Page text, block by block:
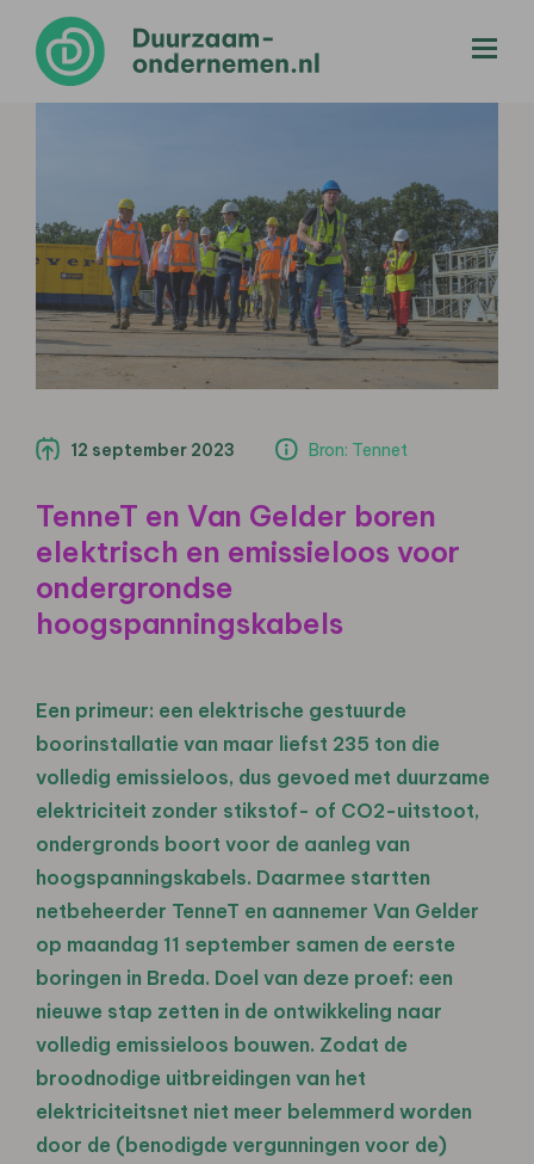
12 september 2023 Bron: Tennet
TenneT en Van Gelder boren
elektrisch en emissieloos voor
ondergrondse
hoogspanningskabels
Een primeur: een elektrische gestuurde
boorinstallatie van maar liefst 235 ton die
volledig emissieloos, dus gevoed met duurzame
elektriciteit zonder stikstof- of CO2-uitstoot,
ondergronds boort voor de aanleg van
hoogspanningskabels. Daarmee startten
netbeheerder TenneT en aannemer Van Gelder
op maandag 11 september samen de eerste
boringen in Breda. Doel van deze proef: een
nieuwe stap zetten in de ontwikkeling naar
volledig emissieloos bouwen. Zodat de
broodnodige uitbreidingen van het
elektriciteitsnet niet meer belemmerd worden
door de (benodigde vergunningen voor de)